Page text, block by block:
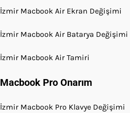
İzmir Macbook Air Ekran Değişimi
İzmir Macbook Air Batarya Değişimi
İzmir Macbook Air Tamiri
Macbook Pro Onarım
İzmir Macbook Pro Klavye Değişimi